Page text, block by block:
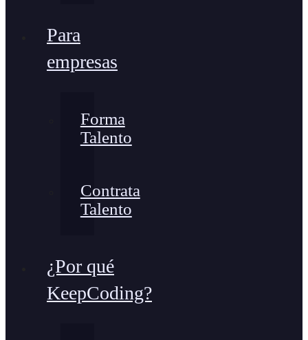
Para
empresas
Forma
Talento
Contrata
Talento
¿Por qué
KeepCoding?